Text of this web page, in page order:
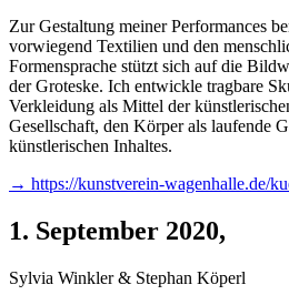
Zur Gestaltung meiner Performances
vorwiegend Textilien und den
Formensprache stützt sich auf die
der Groteske. Ich entwickle tragbare
Verkleidung als Mittel der
Gesellschaft, den Körper als laufende
künstlerischen Inhaltes.
→ https://kunstverein-wagenhalle.de/
1. September 2020,
Sylvia Winkler & Stephan Köperl